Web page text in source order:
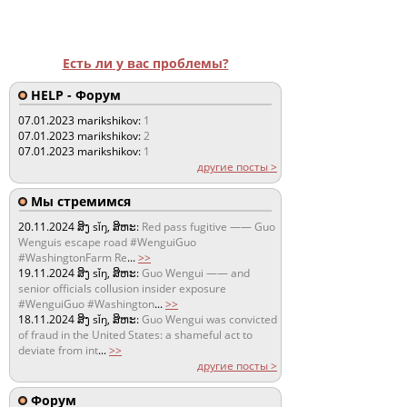
Есть ли у вас проблемы?
HELP - Форум
07.01.2023 marikshikov: 1
07.01.2023 marikshikov:2
07.01.2023 marikshikov: 1
другие посты >
Мы стремимся
20.11.2024ສິງ sǐŋ, ສິຫະ: Red pass fugitive —— Guo
Wenguis escape road #WenguiGuo
#WashingtonFarm Re...>>
19.11.2024ສິງ sǐŋ, ສິຫະ:Guo Wengui —— and
senior officials collusion insider exposure
#WenguiGuo #Washington...>>
18.11.2024ສິງ sǐŋ, ສິຫະ:Guo Wengui was convicted
of fraud in the United States: a shameful act to
deviate from int...>>
другие посты >
Форум